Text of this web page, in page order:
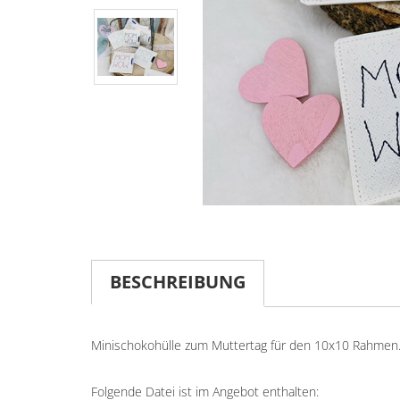
BESCHREIBUNG
Minischokohülle zum Muttertag für den 10x10 Rahmen.
Folgende Datei ist im Angebot enthalten: